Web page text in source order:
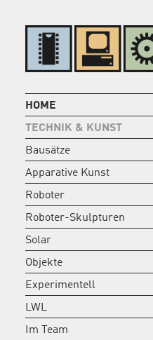
HOME
TECHNIK & KUNST
Bausätze
Apparative Kunst
Roboter
Roboter-Skulpturen
Solar
Objekte
Experimentell
LWL
Im Team